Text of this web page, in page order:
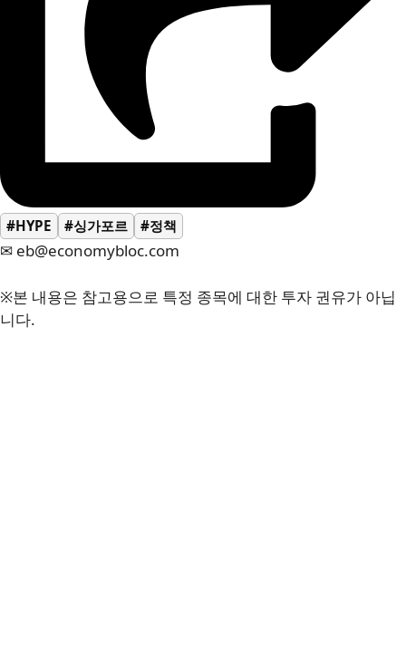
#HYPE #싱가포르 #정책
✉ eb@economybloc.com
※본 내용은 참고용으로 특정 종목에 대한 투자 권유가 아닙
니다.